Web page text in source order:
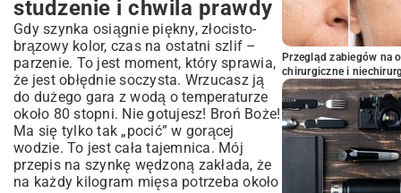
studzenie i chwila prawdy
Gdy szynka osiągnie piękny, złocisto-
brązowy kolor, czas na ostatni szlif –
parzenie. To jest moment, który sprawia,
że jest obłędnie soczysta. Wrzucasz ją
do dużego gara z wodą o temperaturze
około 80 stopni. Nie gotujesz! Broń Boże!
Ma się tylko tak „pocić” w gorącej
wodzie. To jest cała tajemnica. Mój
przepis na szynkę wędzoną zakłada, że
na każdy kilogram mięsa potrzeba około
Przegląd zabiegów na
chirurgiczne i